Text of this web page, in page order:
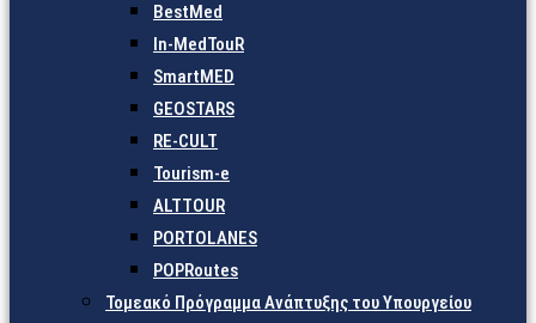
BestMed
In-MedTouR
SmartMED
GEOSTARS
RE-CULT
Tourism-e
ALTTOUR
PORTOLANES
POPRoutes
Τομεακό Πρόγραμμα Ανάπτυξης του Υπουργείου